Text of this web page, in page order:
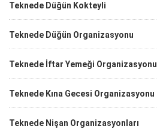
Teknede Düğün Kokteyli
Teknede Düğün Organizasyonu
Teknede İftar Yemeği Organizasyonu
Teknede Kına Gecesi Organizasyonu
Teknede Nişan Organizasyonları